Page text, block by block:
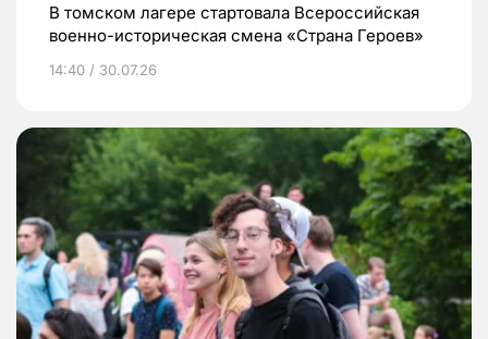
В томском лагере стартовала Всероссийская
военно-историческая смена «Страна Героев»
14:40 / 30.07.26